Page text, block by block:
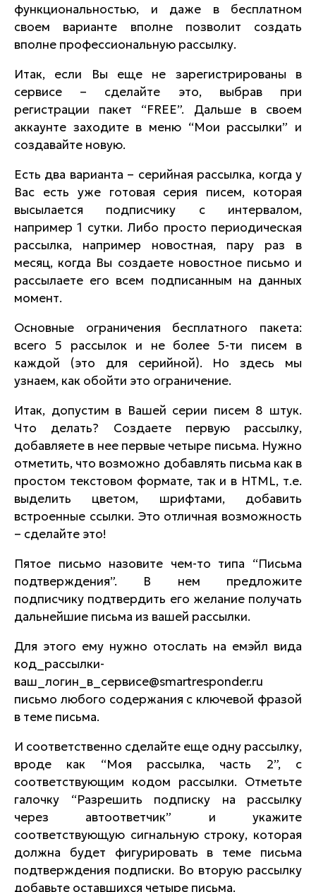
функциональностью, и даже в бесплатном
своем варианте вполне позволит создать
вполне профессиональную рассылку.
Итак, если Вы еще не зарегистрированы в
сервисе – сделайте это, выбрав при
регистрации пакет “FREE”. Дальше в своем
аккаунте заходите в меню “Мои рассылки” и
создавайте новую.
Есть два варианта – серийная рассылка, когда у
Вас есть уже готовая серия писем, которая
высылается подписчику с интервалом,
например 1 сутки. Либо просто периодическая
рассылка, например новостная, пару раз в
месяц, когда Вы создаете новостное письмо и
рассылаете его всем подписанным на данных
момент.
Основные ограничения бесплатного пакета:
всего 5 рассылок и не более 5-ти писем в
каждой (это для серийной). Но здесь мы
узнаем, как обойти это ограничение.
Итак, допустим в Вашей серии писем 8 штук.
Что делать? Создаете первую рассылку,
добавляете в нее первые четыре письма. Нужно
отметить, что возможно добавлять письма как в
простом текстовом формате, так и в HTML, т.е.
выделить цветом, шрифтами, добавить
встроенные ссылки. Это отличная возможность
– сделайте это!
Пятое письмо назовите чем-то типа “Письма
подтверждения”. В нем предложите
подписчику подтвердить его желание получать
дальнейшие письма из вашей рассылки.
Для этого ему нужно отослать на емэйл вида
код_рассылки-
ваш_логин_в_сервисе@smartresponder.ru
письмо любого содержания с ключевой фразой
в теме письма.
И соответственно сделайте еще одну рассылку,
вроде как “Моя рассылка, часть 2”, с
соответствующим кодом рассылки. Отметьте
галочку “Разрешить подписку на рассылку
через автоответчик” и укажите
соответствующую сигнальную строку, которая
должна будет фигурировать в теме письма
подтверждения подписки. Во вторую рассылку
добавьте оставшихся четыре письма.